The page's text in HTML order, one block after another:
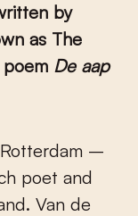
by
as The
De aap
poet and
Van de